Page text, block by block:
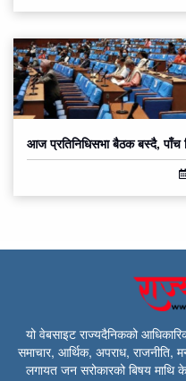
आज प्रतिनिधिसभा बैठक बस्दै,
यो वेबसाइट राज्यदैनिकको
समाचार, आर्थिक, अपराध,
लगायत जन सरोकारको बिषय माथि